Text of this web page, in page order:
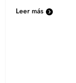
Leer más